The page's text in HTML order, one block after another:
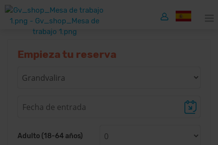
Empieza tu reserva
Adulto (18-64 años)